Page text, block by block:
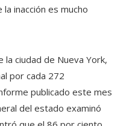
inacción es mucho
la ciudad de Nueva York,
por cada 272
publicado este mes
del estado examinó